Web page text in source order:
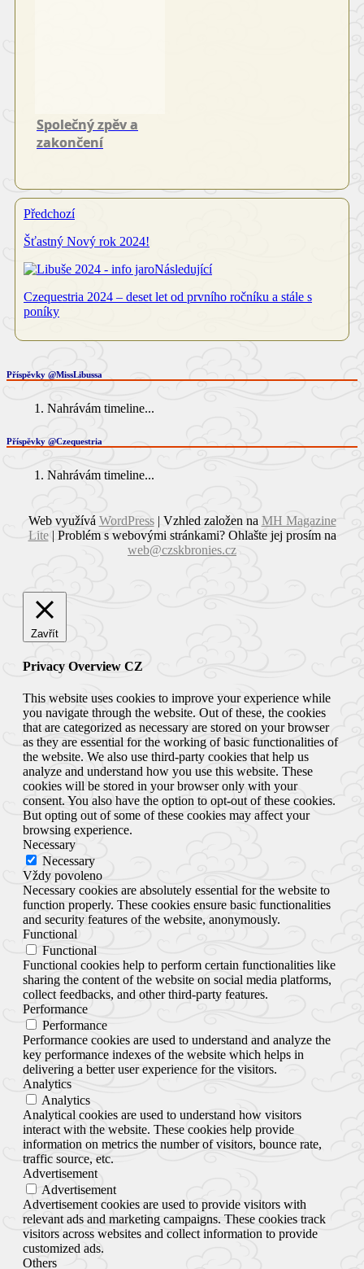
Společný zpěv a
zakončení
Předchozí
Šťastný Nový rok 2024!
Následující
Czequestria 2024 – deset let od prvního ročníku a stále s
poníky
Příspěvky @MissLibussa
Nahrávám timeline...
Příspěvky @Czequestria
Nahrávám timeline...
Web využívá WordPress| Vzhled založen na MH Magazine
Lite| Problém s webovými stránkami? Ohlašte jej prosím na
web@czskbronies.cz
Zavřít
Privacy Overview CZ
This website uses cookies to improve your experience while
you navigate through the website. Out of these, the cookies
that are categorized as necessary are stored on your browser
as they are essential for the working of basic functionalities of
the website. We also use third-party cookies that help us
analyze and understand how you use this website. These
cookies will be stored in your browser only with your
consent. You also have the option to opt-out of these cookies.
But opting out of some of these cookies may affect your
browsing experience.
Necessary
Necessary
Vždy povoleno
Necessary cookies are absolutely essential for the website to
function properly. These cookies ensure basic functionalities
and security features of the website, anonymously.
Functional
Functional
Functional cookies help to perform certain functionalities like
sharing the content of the website on social media platforms,
collect feedbacks, and other third-party features.
Performance
Performance
Performance cookies are used to understand and analyze the
key performance indexes of the website which helps in
delivering a better user experience for the visitors.
Analytics
Analytics
Analytical cookies are used to understand how visitors
interact with the website. These cookies help provide
information on metrics the number of visitors, bounce rate,
traffic source, etc.
Advertisement
Advertisement
Advertisement cookies are used to provide visitors with
relevant ads and marketing campaigns. These cookies track
visitors across websites and collect information to provide
customized ads.
Others